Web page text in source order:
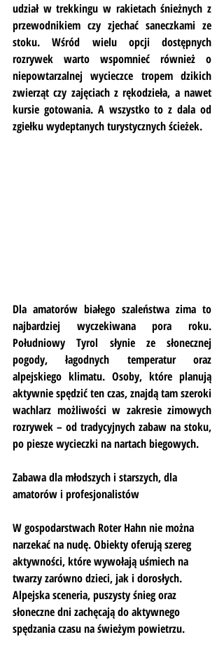
udział w trekkingu w rakietach śnieżnych z
przewodnikiem czy zjechać saneczkami ze
stoku. Wśród wielu opcji dostępnych
rozrywek warto wspomnieć również o
niepowtarzalnej wycieczce tropem dzikich
zwierząt czy zajęciach z rękodzieła, a nawet
kursie gotowania. A wszystko to z dala od
zgiełku wydeptanych turystycznych ścieżek.
Dla amatorów białego szaleństwa zima to
najbardziej wyczekiwana pora roku.
Południowy Tyrol słynie ze słonecznej
pogody, łagodnych temperatur oraz
alpejskiego klimatu. Osoby, które planują
aktywnie spędzić ten czas, znajdą tam szeroki
wachlarz możliwości w zakresie zimowych
rozrywek – od tradycyjnych zabaw na stoku,
po piesze wycieczki na nartach biegowych.
Zabawa dla młodszych i starszych, dla
amatorów i profesjonalistów
W gospodarstwach Roter Hahn nie można
narzekać na nudę. Obiekty oferują szereg
aktywności, które wywołają uśmiech na
twarzy zarówno dzieci, jak i dorosłych.
Alpejska sceneria, puszysty śnieg oraz
słoneczne dni zachęcają do aktywnego
spędzania czasu na świeżym powietrzu.